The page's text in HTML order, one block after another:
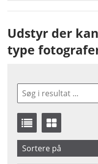
Udstyr der
type
Sortere på